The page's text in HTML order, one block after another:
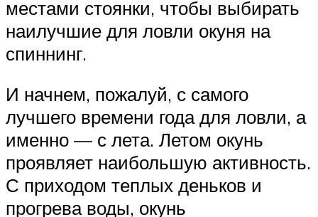
местами стоянки, чтобы выбирать
наилучшие для ловли окуня на
спиннинг.
И начнем, пожалуй, с самого
лучшего времени года для ловли, а
именно — с лета. Летом окунь
проявляет наибольшую активность.
С приходом теплых деньков и
прогрева воды, окунь